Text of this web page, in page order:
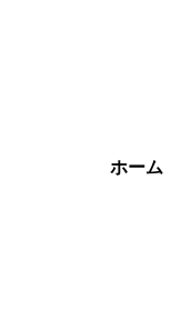
ホーム